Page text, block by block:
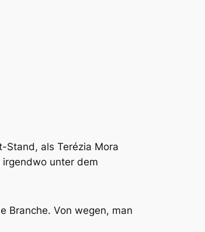
Stand, als Terézia Mora
unter dem
Branche. Von wegen, man